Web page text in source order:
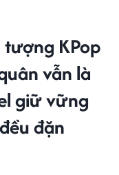
KPop
vẫn là
giữ vững
đặn